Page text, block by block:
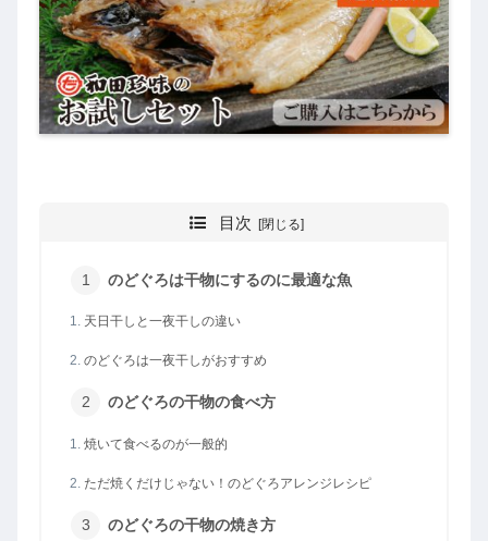
目次
のどぐろは干物にするのに最適な魚
天日干しと一夜干しの違い
のどぐろは一夜干しがおすすめ
のどぐろの干物の食べ方
焼いて食べるのが一般的
ただ焼くだけじゃない！のどぐろアレンジレシピ
のどぐろの干物の焼き方